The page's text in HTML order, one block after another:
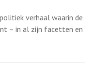
verhaal waarin de
– in al zijn facetten en